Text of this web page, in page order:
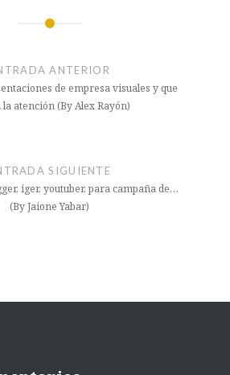
ANTERIOR
de empresa visuales y que
atención (By Alex Rayón)
SIGUIENTE
iger, youtuber, para campaña de…
(By Jaione Yabar)